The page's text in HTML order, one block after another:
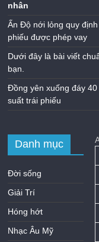
nhân
Ấn Độ nới lỏng quy
phiếu được phép vay
Dưới đây là bài viết
bạn.
Đồng yên xuống đáy
suất trái phiếu
Danh mục
Đời sống
Giải Trí
Hóng hớt
Nhạc Âu Mỹ